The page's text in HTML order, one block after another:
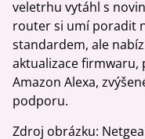
veletrhu vytáhl s
router si umí poradit
standardem, ale
aktualizace firmwaru,
Amazon Alexa,
podporu.
Zdroj obrázku: